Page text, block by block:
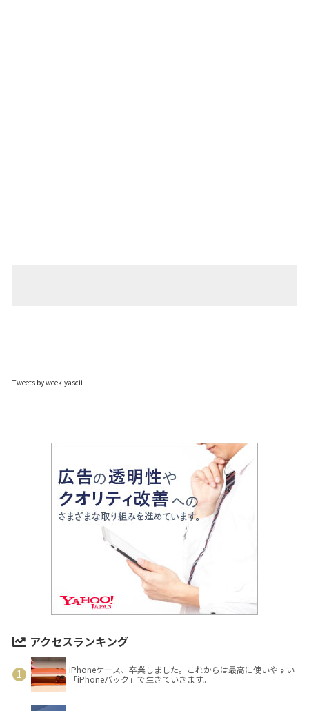
Tweets by weeklyascii
アクセスランキング
iPhoneケース、卒業しました。これからは最高に使いやすい
「iPhoneバック」で生きていきます。